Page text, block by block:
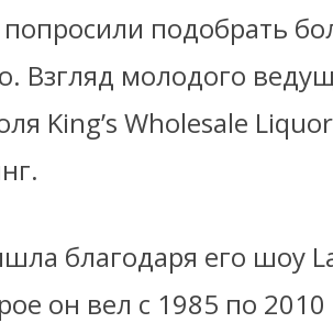
подобрать
Взгляд молодого
King’s Wholesale
благодаря его шоу
он вел с 1985 по 2010